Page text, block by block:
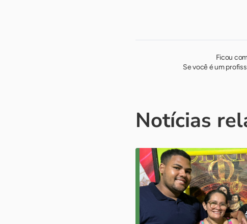
Ficou
Se você é um
Notícias